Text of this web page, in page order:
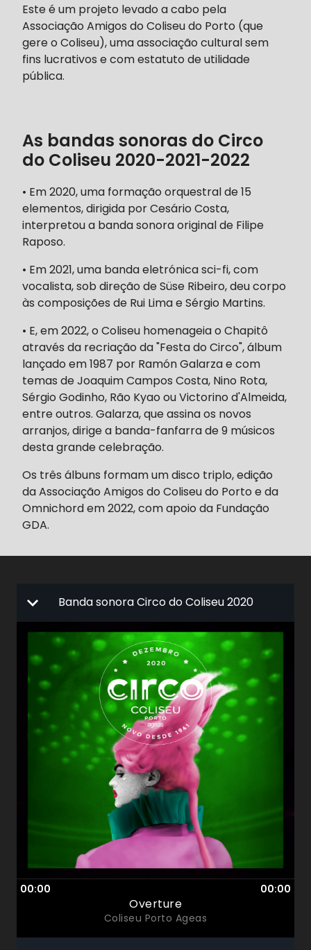
Este é um projeto levado a cabo pela
Associação Amigos do Coliseu do Porto (que
gere o Coliseu), uma associação cultural sem
fins lucrativos e com estatuto de utilidade
pública.
As bandas sonoras do Circo
do Coliseu 2020-2021-2022
• Em 2020, uma formação orquestral de 15
elementos, dirigida por Cesário Costa,
interpretou a banda sonora original de Filipe
Raposo.
• Em 2021, uma banda eletrónica sci-fi, com
vocalista, sob direção de Süse Ribeiro, deu corpo
às composições de Rui Lima e Sérgio Martins.
• E, em 2022, o Coliseu homenageia o Chapitô
através da recriação da "Festa do Circo", álbum
lançado em 1987 por Ramón Galarza e com
temas de Joaquim Campos Costa, Nino Rota,
Sérgio Godinho, Rão Kyao ou Victorino d'Almeida,
entre outros. Galarza, que assina os novos
arranjos, dirige a banda-fanfarra de 9 músicos
desta grande celebração.
Os três álbuns formam um disco triplo, edição
da Associação Amigos do Coliseu do Porto e da
Omnichord em 2022, com apoio da Fundação
GDA.
Banda sonora Circo do Coliseu 2020
00:00 00:00
Overture
Coliseu Porto Ageas